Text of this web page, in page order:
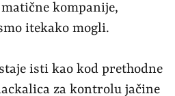
kompanije,
itekako mogli.
isti kao kod prethodne
za kontrolu jačine